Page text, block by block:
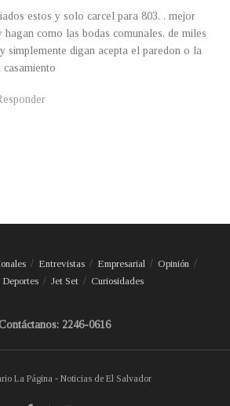
estos y solo carcel para 803. . mejor
hagan como las bodas comunales, de miles
simplemente digan acepta el paredon o la
Entrevistas Empresarial
Opinión
Deportes Jet Set Curiosidades
2246-0616
La Página - Noticias de El Salvador